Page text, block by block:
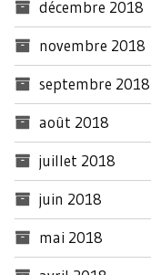
décembre 2018
novembre 2018
septembre 2018
août 2018
juillet 2018
juin 2018
mai 2018